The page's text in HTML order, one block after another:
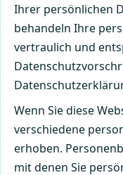
Ihrer persönlichen
behandeln Ihre
vertraulich und
Wenn Sie diese
verschiedene
erhoben.
mit denen Sie